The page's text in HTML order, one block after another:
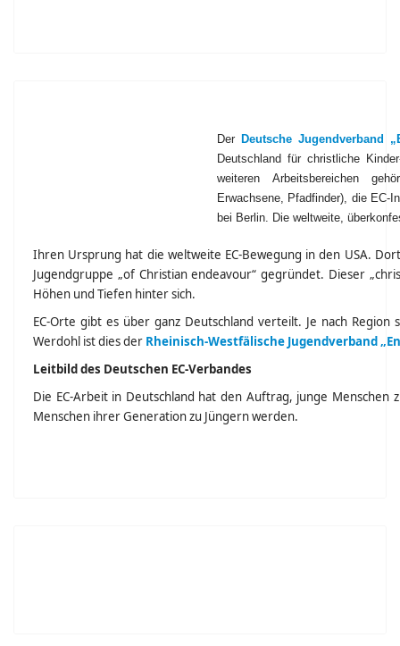
Der Deutsche Jugendverband
Deutschland für christliche
weiteren Arbeitsbereichen
Erwachsene, Pfadfinder), die EC-
bei Berlin. Die weltweite,
Ihren Ursprung hat die weltweite EC-Bewegung in den USA.
Jugendgruppe „of Christian endeavour“ gegründet. Dieser
Höhen und Tiefen hinter sich.
EC-Orte gibt es über ganz Deutschland verteilt. Je nach
Werdohl ist dies der Rheinisch-Westfälische Jugendverband
Leitbild des Deutschen EC-Verbandes
Die EC-Arbeit in Deutschland hat den Auftrag, junge
Menschen ihrer Generation zu Jüngern werden.